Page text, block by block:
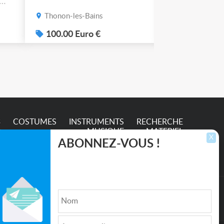
Thonon-les-Bains
100.00 Euro €
COSTUMES
INSTRUMENTS
MUSIQUE
RECHERCHE
MATERIEL
et de l'Entertainment
X
ABONNEZ-VOUS !